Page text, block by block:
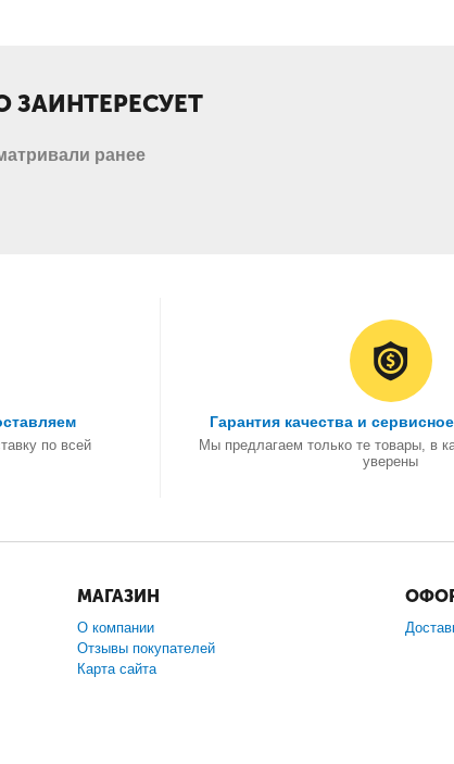
ранее
по всей
Гарантия качества и
Мы предлагаем только те товары, в
уверены
МАГАЗИН
О компании
Отзывы покупателей
Карта сайта